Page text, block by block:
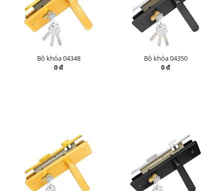
Bộ khóa 04348
0 đ
Bộ khóa 04350
0 đ